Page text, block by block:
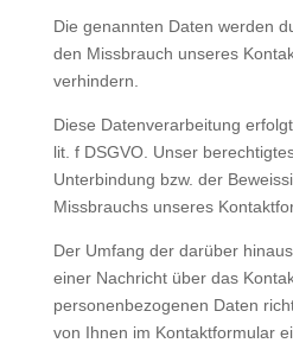
Die genannten Daten werden
den Missbrauch unseres
verhindern.
Diese Datenverarbeitung
lit. f DSGVO. Unser
Unterbindung bzw. der
Missbrauchs unseres
Der Umfang der darüber
einer Nachricht über das
personenbezogenen Daten
von Ihnen im Kontaktformular